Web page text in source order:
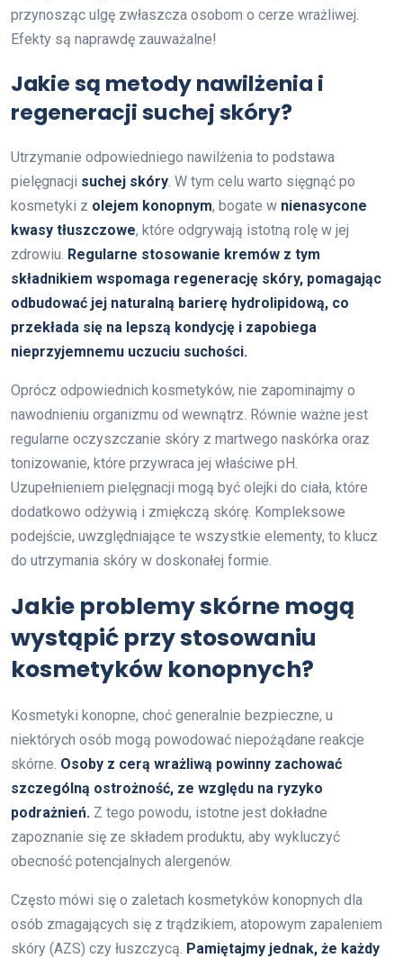
przynosząc ulgę zwłaszcza osobom o cerze wrażliwej.
Efekty są naprawdę zauważalne!
Jakie są metody nawilżenia i
regeneracji suchej skóry?
Utrzymanie odpowiedniego nawilżenia to podstawa
pielęgnacji suchej skóry. W tym celu warto sięgnąć po
kosmetyki z olejem konopnym, bogate w nienasycone
kwasy tłuszczowe, które odgrywają istotną rolę w jej
zdrowiu. Regularne stosowanie kremów z tym
składnikiem wspomaga regenerację skóry, pomagając
odbudować jej naturalną barierę hydrolipidową, co
przekłada się na lepszą kondycję i zapobiega
nieprzyjemnemu uczuciu suchości.
Oprócz odpowiednich kosmetyków, nie zapominajmy o
nawodnieniu organizmu od wewnątrz. Równie ważne jest
regularne oczyszczanie skóry z martwego naskórka oraz
tonizowanie, które przywraca jej właściwe pH.
Uzupełnieniem pielęgnacji mogą być olejki do ciała, które
dodatkowo odżywią i zmiękczą skórę. Kompleksowe
podejście, uwzględniające te wszystkie elementy, to klucz
do utrzymania skóry w doskonałej formie.
Jakie problemy skórne mogą
wystąpić przy stosowaniu
kosmetyków konopnych?
Kosmetyki konopne, choć generalnie bezpieczne, u
niektórych osób mogą powodować niepożądane reakcje
skórne. Osoby z cerą wrażliwą powinny zachować
szczególną ostrożność, ze względu na ryzyko
podrażnień. Z tego powodu, istotne jest dokładne
zapoznanie się ze składem produktu, aby wykluczyć
obecność potencjalnych alergenów.
Często mówi się o zaletach kosmetyków konopnych dla
osób zmagających się z trądzikiem, atopowym zapaleniem
skóry (AZS) czy łuszczycą. Pamiętajmy jednak, że każdy